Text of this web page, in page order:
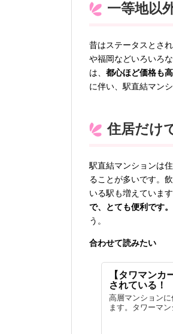
一等地以
昔はステータスとさ
や福岡などいろいろ
は、 都心ほど価格も
に伴い、駅直結マン
住居だけ
駅直結マンションは
ることが多いです。
いる駅も増えています
で、とても便利です。
う。
合わせて読みたい
【タワマン
されている！
高層マンション
ます。タワーマ